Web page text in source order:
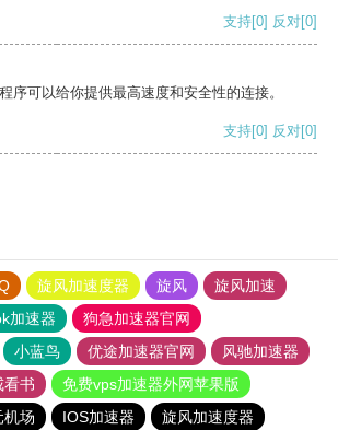
支持[0] 反对[0]
序可以给你提供最高速度和安全性的连接。
支持[0] 反对[0]
旋风加速度器 旋风
旋风加速
加速器
狗急加速器官网
小蓝鸟 优途加速器官网
风驰加速器
看书
免费vps加速器外网苹果版
机场 IOS加速器 旋风加速度器